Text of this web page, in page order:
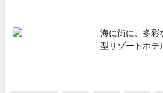
海に街に、多彩
型リゾートホテ